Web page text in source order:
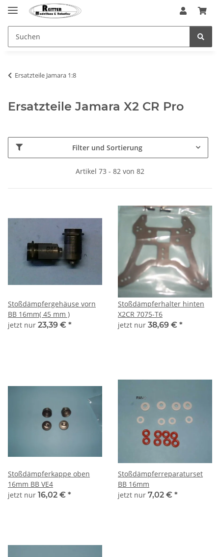
Ersatzteile Jamara 1:8
Ersatzteile Jamara X2 CR Pro
Filter und Sortierung
Artikel 73 - 82 von 82
Stoßdämpfergehäuse vorn
BB 16mm( 45 mm )
jetzt nur 23,39 € *
Stoßdämpferhalter hinten
X2CR 7075-T6
jetzt nur 38,69 € *
Stoßdämpferkappe oben
16mm BB VE4
jetzt nur 16,02 € *
Stoßdämpferreparaturset
BB 16mm
jetzt nur 7,02 € *